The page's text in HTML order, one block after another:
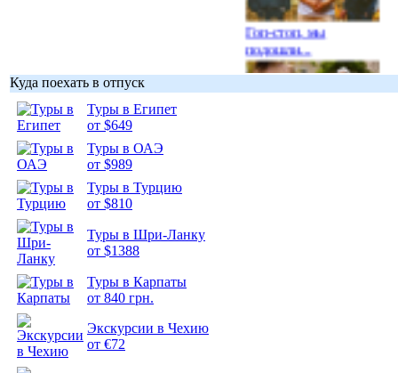
Гоп-стоп, мы
подошли...
Куда поехать в отпуск
Туры в Египет
от $649
Туры в ОАЭ
от $989
Туры в Турцию
от $810
Туры в Шри-Ланку
от $1388
Туры в Карпаты
от 840 грн.
Экскурсии в Чехию
от €72